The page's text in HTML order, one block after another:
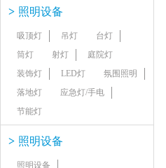
> 照明设备
吸顶灯 吊灯
台灯
筒灯
射灯
庭院灯
装饰灯
LED灯
氛围照明
落地灯
应急灯/手电
节能灯
> 照明设备
照明设备